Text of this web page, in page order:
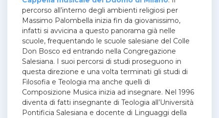
percorso all’interno degli ambienti religiosi per
Massimo Palombella inizia fin da giovanissimo,
infatti si avvicina a questo panorama già nelle
scuole, frequentando le scuole salesiane del Colle
Don Bosco ed entrando nella Congregazione
Salesiana. I suoi percorsi di studi proseguono in
questa direzione e una volta terminati gli studi di
Filosofia e Teologia ma anche quelli di
Composizione Musica inizia ad insegnare. Nel 1996
diventa di fatti insegnante di Teologia all’Università
Pontificia Salesiana e docente di Linguaggi della